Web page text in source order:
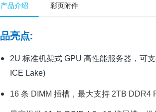
产品介绍 彩页附件
亮点:
2U 标准机架式 GPU 高性能服务器，可
ICE Lake)
16 条 DIMM 插槽，最大支持 2TB DDR4